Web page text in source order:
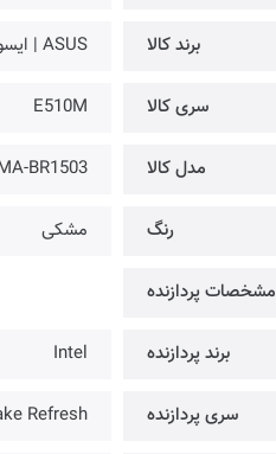
برند کالا ASUS | ایسوس
سری کالا E510M
مدل کالا BR1503
رنگ مشکی
مشخصات پردازنده
برند پردازنده Intel
سری پردازنده Refresh